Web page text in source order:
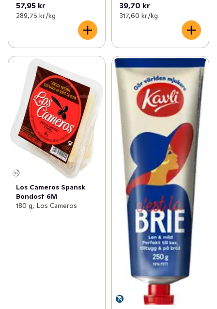
57,95 kr
289,75 kr /kg
39,70 kr
317,60 kr /kg
Los Cameros Spansk
Bondost 6M
180 g, Los Cameros